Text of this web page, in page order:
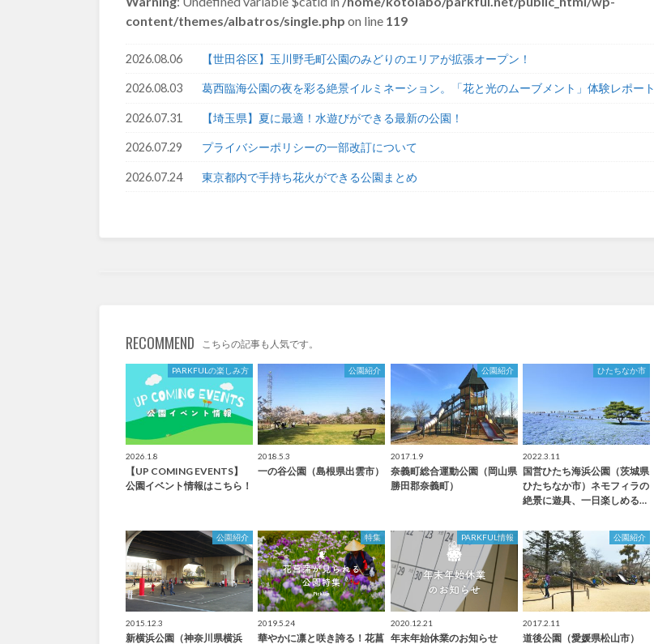
content/themes/albatros/single.php on line 119
2026.08.06 【世田谷区】玉川野毛町公園のみどりのエリアが拡張オープン！
2026.08.03 葛西臨海公園の夜を彩る絶景イルミネーション。「花と光のムーブメント」体験レポート
2026.07.31 【埼玉県】夏に最適！水遊びができる最新の公園！
2026.07.29 プライバシーポリシーの一部改訂について
2026.07.24 東京都内で手持ち花火ができる公園まとめ
RECOMMEND こちらの記事も人気です。
PARKFULの楽しみ方
2026.1.8
【UP COMING EVENTS】
公園イベント情報はこちら！
公園紹介
2018.5.3
一の谷公園（島根県出雲市）
公園紹介
2017.1.9
奈義町総合運動公園（岡山県
勝田郡奈義町）
ひたちなか市
2022.3.11
国営ひたち海浜公園（茨城県
ひたちなか市）ネモフィラの
絶景に遊具、一日楽しめる…
公園紹介
2015.12.3
新横浜公園（神奈川県横浜
特集
2019.5.24
華やかに凛と咲き誇る！花菖
PARKFUL情報
2020.12.21
年末年始休業のお知らせ
公園紹介
2017.2.11
道後公園（愛媛県松山市）